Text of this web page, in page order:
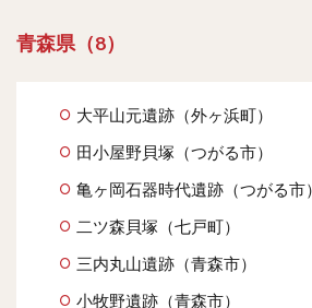
青森県（8）
大平山元遺跡（外ヶ浜町）
田小屋野貝塚（つがる市）
亀ヶ岡石器時代遺跡（つがる市）
二ツ森貝塚（七戸町）
三内丸山遺跡（青森市）
小牧野遺跡（青森市）